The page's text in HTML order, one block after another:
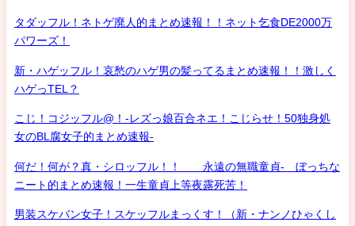
タダッフル！ネトゲ廃人的まとめ速報！！ネット乞食DE2000万
パワーズ！
新・ハゲッフル！哀愁のハゲ男の髪ってるまとめ速報！！激しく
ハゲっTEL？
こじ！コジッフル@！-レズっ娘百合ネエ！こじらせ！50独身処
女のBL腐女子的まとめ速報-
何だ！何が？真・シロッフル！！ 永遠の無職童貞- ぼっちな
ニート的まとめ速報！一生童貞上等夜露死苦！
男装スケバン女子！スケッフルまっくす！（新・ナンノひゃくし